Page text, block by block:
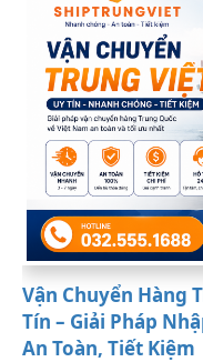
Vận Chuyển Hàng
Tín – Giải Pháp
An Toàn, Tiết Kiệm